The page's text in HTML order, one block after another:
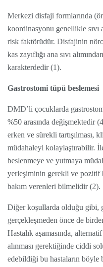
Merkezi disfaji formlarında
koordinasyonu genellikle sıvı
risk faktörüdür. Disfajinin
kas zayıflığı ana sıvı
karakterdedir (1).
Gastrostomi tüpü beslemesi
DMD’li çocuklarda
%50 arasında değişmektedir
erken ve sürekli tartışılması,
müdahaleyi kolaylaştırabilir.
beslenmeye ve yutmaya
yerleşiminin gerekli ve pozitif
bakım verenleri bilmelidir (2).
Diğer koşullarda olduğu gibi,
gerçekleşmeden önce de
Hastalık aşamasında,
alınması gerektiğinde ciddi
edebildiği bu hastaların